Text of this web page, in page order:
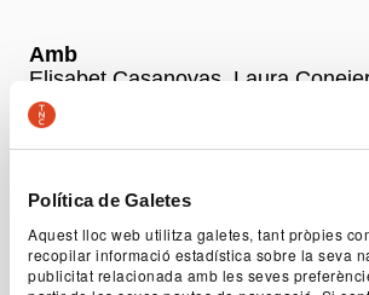
Política de Galetes
Aquest lloc web utilitza galetes, tant pròpies
recopilar informació estadística sobre la seva
publicitat relacionada amb les seves
Amb
Elisabet Casanovas, Laura
Sànchez i David Vert
Preus